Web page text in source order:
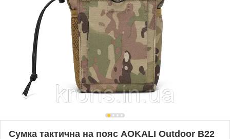
Сумка тактична на пояс AOKALI Outdoor B22